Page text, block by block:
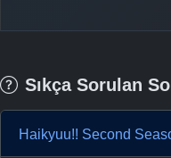
Sıkça Sorulan
Haikyuu!! Second